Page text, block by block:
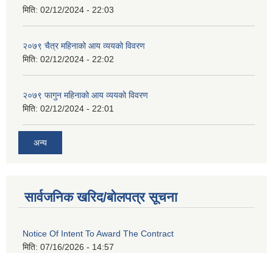
मिति: 02/12/2024 - 22:03
२०७९ चैत्र महिनाको आय व्ययको विवरण
मिति: 02/12/2024 - 22:02
२०७९ फागुन महिनाको आय व्ययको विवरण
मिति: 02/12/2024 - 22:01
अन्य
सार्वजनिक खरिद/बोलपत्र सूचना
Notice Of Intent To Award The Contract
मिति: 07/16/2026 - 14:57